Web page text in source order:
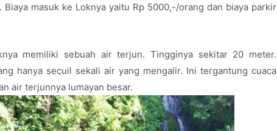
masuk ke Loknya yaitu Rp 5000,-/orang dan biaya parkir
memiliki sebuah air terjun. Tingginya sekitar 20 meter.
hanya secuil sekali air yang mengalir. Ini tergantung cuaca
air terjunnya lumayan besar.